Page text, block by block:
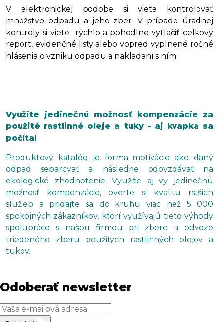
V elektronickej podobe si viete kontrolovať
množstvo odpadu a jeho zber. V prípade úradnej
kontroly si viete rýchlo a pohodlne vytlačiť celkový
report, evidenčné listy alebo vopred vyplnené ročné
hlásenia o vzniku odpadu a nakladaní s ním.
Využite jedinečnú možnosť kompenzácie za
použité rastlinné oleje a tuky - aj kvapka sa
počíta!
Produktový katalóg je forma motivácie ako daný
odpad separovať a následne odovzdávať na
ekologické zhodnotenie. Využite aj vy jedinečnú
možnosť kompenzácie, overte si kvalitu našich
služieb a pridajte sa do kruhu viac než 5 000
spokojných zákazníkov, ktorí využívajú tieto výhody
spolupráce s našou firmou pri zbere a odvoze
triedeného zberu použitých rastlinných olejov a
tukov.
Odoberať newsletter